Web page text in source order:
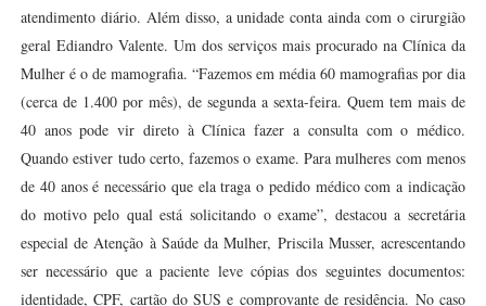
atendimento diário. Além disso, a unidade conta ainda com o cirurgião
geral Ediandro Valente. Um dos serviços mais procurado na Clínica da
Mulher é o de mamografia. “Fazemos em média 60 mamografias por dia
(cerca de 1.400 por mês), de segunda a sexta-feira. Quem tem mais de
40 anos pode vir direto à Clínica fazer a consulta com o médico.
Quando estiver tudo certo, fazemos o exame. Para mulheres com menos
de 40 anos é necessário que ela traga o pedido médico com a indicação
do motivo pelo qual está solicitando o exame”, destacou a secretária
especial de Atenção à Saúde da Mulher, Priscila Musser, acrescentando
ser necessário que a paciente leve cópias dos seguintes documentos:
identidade, CPF, cartão do SUS e comprovante de residência. No caso